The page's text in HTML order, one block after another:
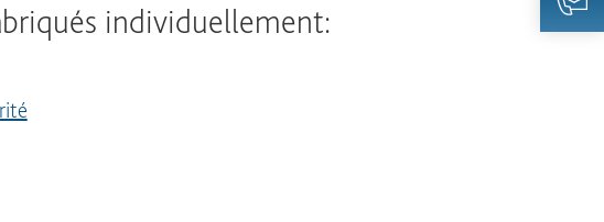
individuellement: